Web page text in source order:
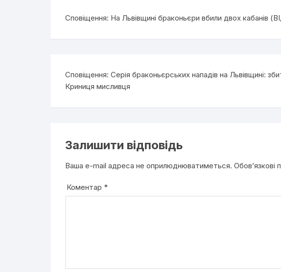
Сповіщення: На Львівщині браконьєри вбили двох кабанів
Сповіщення: Серія браконьєрських нападів на Львівщині:
Криниця мисливця
Залишити відповідь
Ваша e-mail адреса не оприлюднюватиметься. Обов’язкові
Коментар *